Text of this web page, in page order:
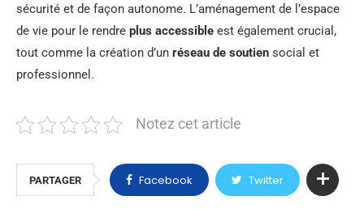
sécurité et de façon autonome. L’aménagement de l’espace
de vie pour le rendre plus accessible est également crucial,
tout comme la création d’un réseau de soutien social et
professionnel.
Notez cet article
PARTAGER Facebook Twitter